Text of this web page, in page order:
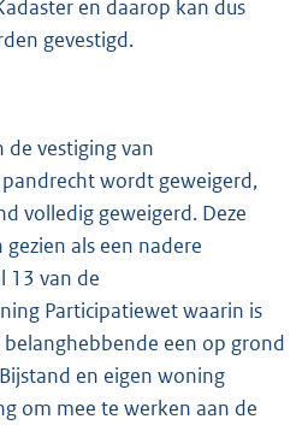
en daarop kan dus
gevestigd.
de vestiging van
wordt geweigerd,
volledig geweigerd. Deze
als een nadere
13 van de
Participatiewet waarin is
een op grond
en eigen woning
om mee te werken aan de